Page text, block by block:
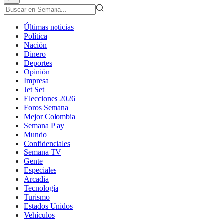
Últimas noticias
Política
Nación
Dinero
Deportes
Opinión
Impresa
Jet Set
Elecciones 2026
Foros Semana
Mejor Colombia
Semana Play
Mundo
Confidenciales
Semana TV
Gente
Especiales
Arcadia
Tecnología
Turismo
Estados Unidos
Vehículos